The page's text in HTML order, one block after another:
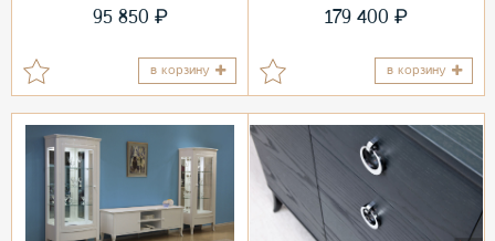
95 850 ₽
в корзину
179 400 ₽
в корзину